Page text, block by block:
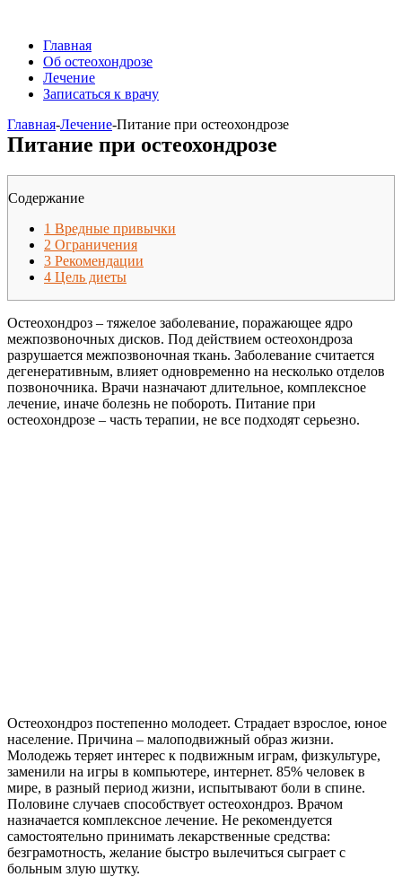
Главная
Об остеохондрозе
Лечение
Записаться к врачу
Главная-Лечение-Питание при остеохондрозе
Питание при остеохондрозе
Содержание
1 Вредные привычки
2 Ограничения
3 Рекомендации
4 Цель диеты
Остеохондроз – тяжелое заболевание, поражающее ядро
межпозвоночных дисков. Под действием остеохондроза
разрушается межпозвоночная ткань. Заболевание считается
дегенеративным, влияет одновременно на несколько отделов
позвоночника. Врачи назначают длительное, комплексное
лечение, иначе болезнь не побороть. Питание при
остеохондрозе – часть терапии, не все подходят серьезно.
Остеохондроз постепенно молодеет. Страдает взрослое, юное
население. Причина – малоподвижный образ жизни.
Молодежь теряет интерес к подвижным играм, физкультуре,
заменили на игры в компьютере, интернет. 85% человек в
мире, в разный период жизни, испытывают боли в спине.
Половине случаев способствует остеохондроз. Врачом
назначается комплексное лечение. Не рекомендуется
самостоятельно принимать лекарственные средства:
безграмотность, желание быстро вылечиться сыграет с
больным злую шутку.